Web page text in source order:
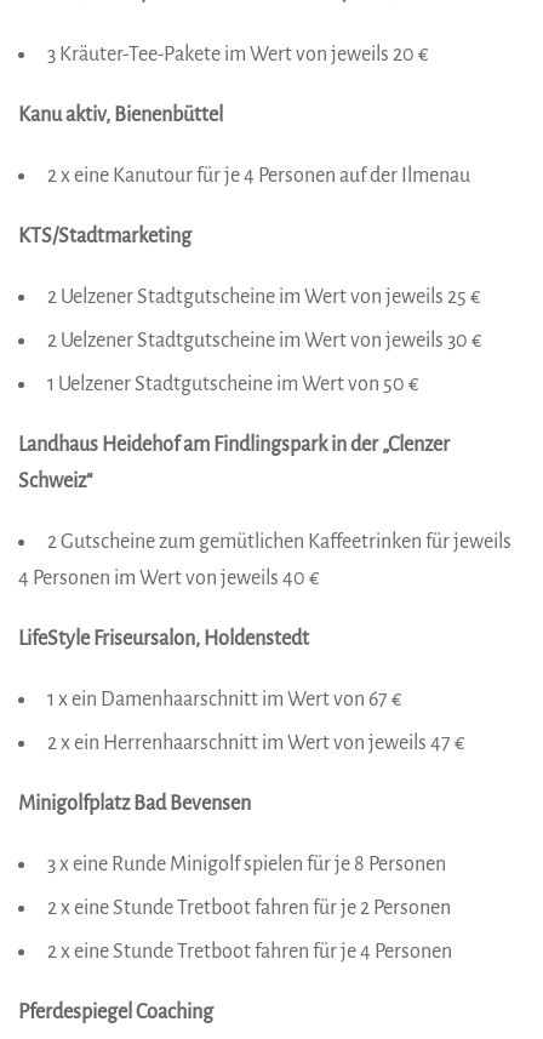
3 Kräuter-Tee-Pakete im Wert von jeweils 20 €
Kanu aktiv, Bienenbüttel
2 x eine Kanutour für je 4 Personen auf der Ilmenau
KTS/Stadtmarketing
2 Uelzener Stadtgutscheine im Wert von jeweils 25 €
2 Uelzener Stadtgutscheine im Wert von jeweils 30 €
1 Uelzener Stadtgutscheine im Wert von 50 €
Landhaus Heidehof am Findlingspark in der „Clenzer
Schweiz“
2 Gutscheine zum gemütlichen Kaffeetrinken für jeweils
4 ­Personen im Wert von jeweils 40 €
LifeStyle Friseursalon, Holdenstedt
1 x ein Damenhaarschnitt im Wert von 67 €
2 x ein Herrenhaarschnitt im Wert von jeweils 47 €
Minigolfplatz Bad Bevensen
3 x eine Runde Minigolf spielen für je 8 Personen
2 x eine Stunde Tretboot fahren für je 2 Personen
2 x eine Stunde Tretboot fahren für je 4 Personen
Pferdespiegel Coaching